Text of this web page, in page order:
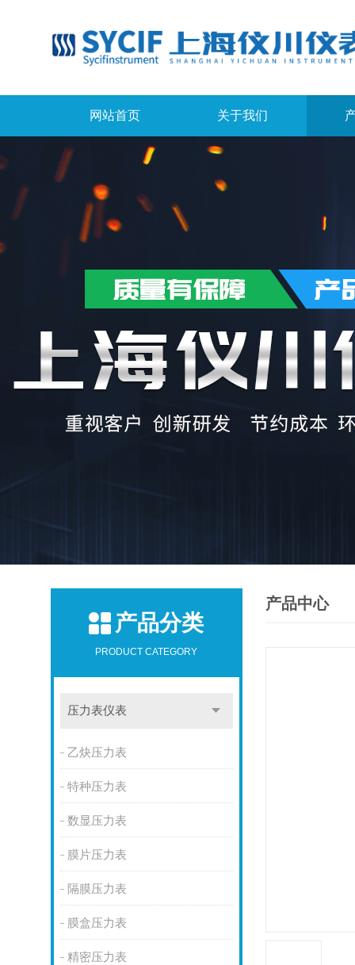
网站首页 关于我们
产品分类
PRODUCT CATEGORY
压力表仪表
乙炔压力表
特种压力表
数显压力表
膜片压力表
隔膜压力表
膜盒压力表
精密压力表
产品中心